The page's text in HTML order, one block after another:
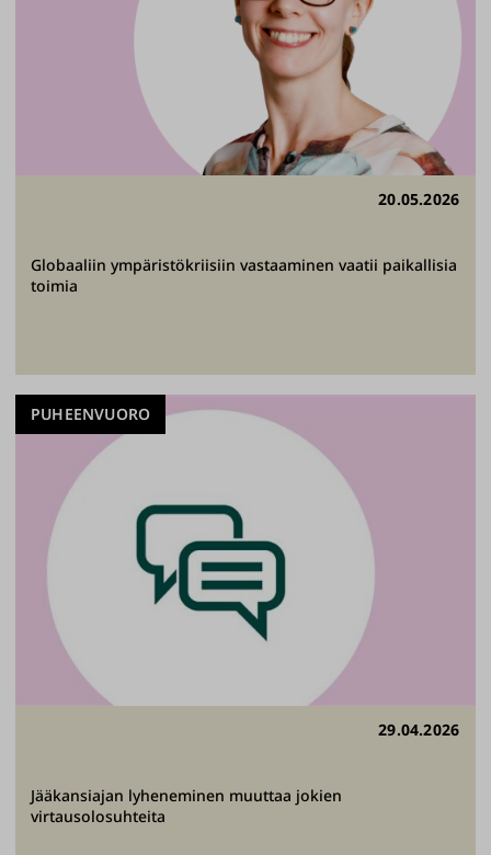
20.05.2026
Globaaliin ympäristökriisiin vastaaminen vaatii paikallisia
toimia
29.04.2026
Jääkansiajan lyheneminen muuttaa jokien
virtausolosuhteita
PUHEENVUORO